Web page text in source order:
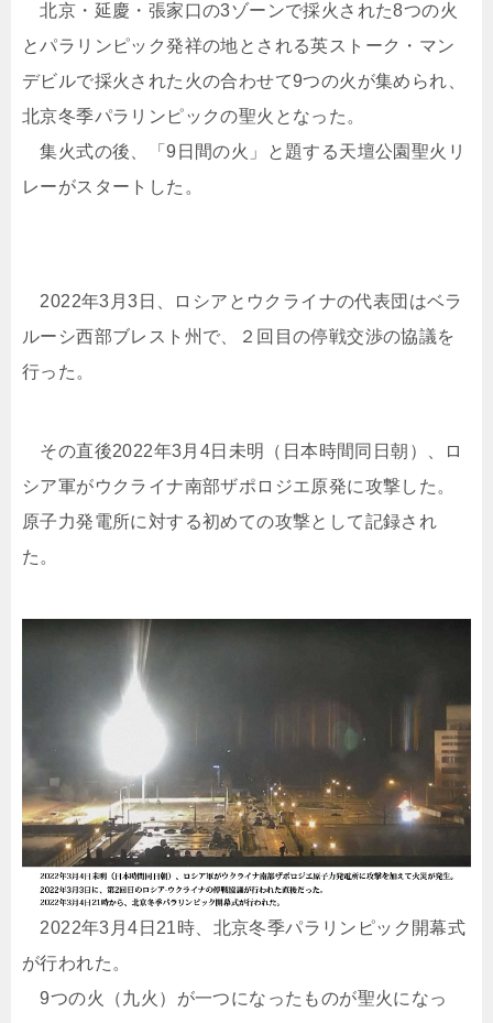
北京・延慶・張家口の3ゾーンで採火された8つの火
とパラリンピック発祥の地とされる英ストーク・マン
デビルで採火された火の合わせて9つの火が集められ、
北京冬季パラリンピックの聖火となった。
集火式の後、「9日間の火」と題する天壇公園聖火リ
レーがスタートした。
2022年3月3日、ロシアとウクライナの代表団はベラ
ルーシ西部ブレスト州で、２回目の停戦交渉の協議を
行った。
その直後2022年3月4日未明（日本時間同日朝）、ロ
シア軍がウクライナ南部ザポロジエ原発に攻撃した。
原子力発電所に対する初めての攻撃として記録され
た。
2022年3月4日21時、北京冬季パラリンピック開幕式
が行われた。
9つの火（九火）が一つになったものが聖火になっ